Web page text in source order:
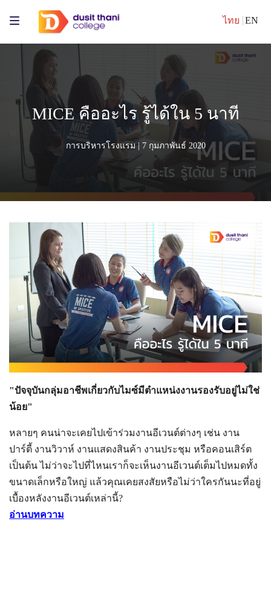
ไทย EN
MICE คืออะไร รู้ได้ใน 5 นาที
การบริหารโรงแรม| 7 กุมภาพันธ์ 2020
"ปัจจุบันกลุ่มอาชีพเกี่ยวกับไมซ์มีตำแหน่งงานรองรับอยู่ไม่ใช่
น้อย"
หลายๆ คนน่าจะเคยไปเข้าร่วมงานอีเวนต์ต่างๆ เช่น งาน
ปาร์ตี้ งานวิวาห์ งานแสดงสินค้า งานประชุม หรือคอนเสิร์ต
เป็นต้น ไม่ว่าจะไปที่ไหนเราก็จะเห็นงานอีเวนต์เต็มไปหมดทั้ง
ขนาดเล็กหรือใหญ่ แล้วคุณเคยสงสัยหรือไม่ว่าใครกันนะที่อยู่
เบื้องหลังงานอีเวนต์เหล่านี้?
อ่านบทความ